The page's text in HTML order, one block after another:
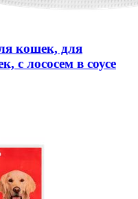
кошек, для
с лососем в соусе